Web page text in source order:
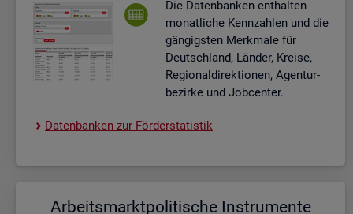
Die Da­ten­ban­ken ent­hal­ten
mo­nat­li­che Kenn­zah­len und die
gän­gigs­ten Merk­ma­le für
Deutsch­land, Län­der, Krei­se,
Re­gio­nal­di­rek­tio­nen, Agen­tur­
be­zir­ke und Job­cen­ter.
Da­ten­ban­ken zur För­der­sta­tis­tik
Ar­beits­markt­po­li­ti­sche In­stru­men­te